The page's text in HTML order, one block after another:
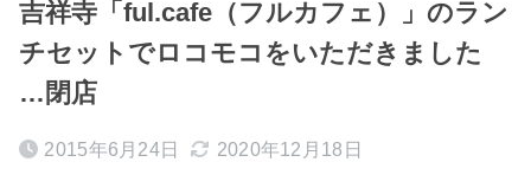
吉祥寺「ful.cafe（フルカフェ）」のラン
チセットでロコモコをいただきました
…閉店
2015年6月24日 2020年12月18日